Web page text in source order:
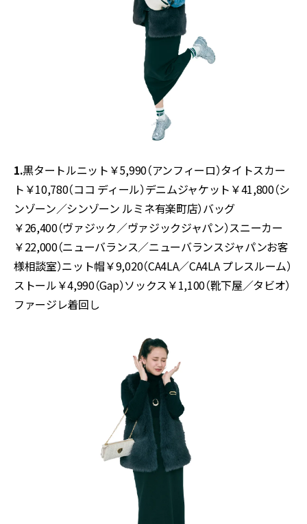
1.黒タートルニット￥5,990（アンフィーロ）タイトスカー
ト￥10,780（ココ ディール）デニムジャケット￥41,800（シ
ンゾーン／シンゾーン ルミネ有楽町店）バッグ
￥26,400（ヴァジック／ヴァジックジャパン）スニーカー
￥22,000（ニューバランス／ニューバランスジャパンお客
様相談室）ニット帽￥9,020（CA4LA／CA4LA プレスルーム）
ストール￥4,990（Gap）ソックス￥1,100（靴下屋／タビオ）
ファージレ着回し